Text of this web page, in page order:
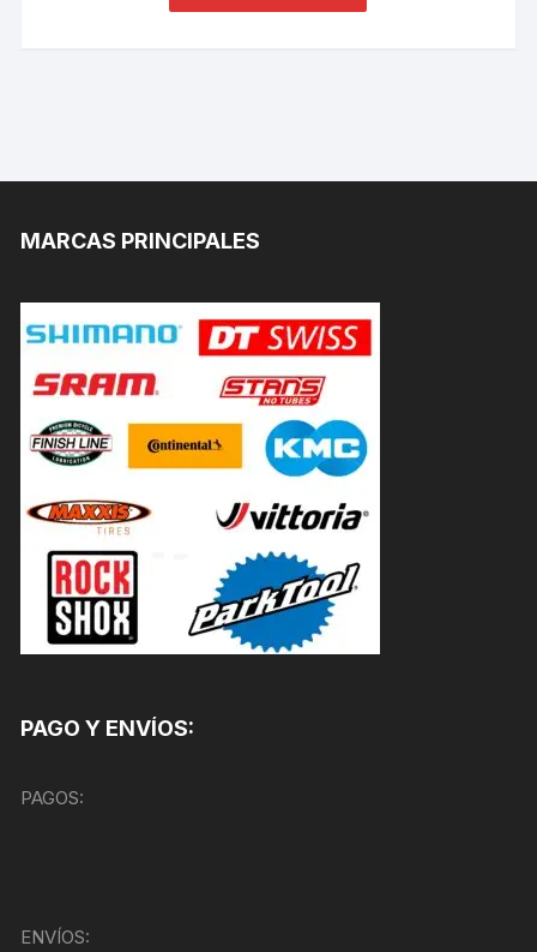
MARCAS PRINCIPALES
PAGO Y ENVÍOS:
PAGOS:
ENVÍOS: